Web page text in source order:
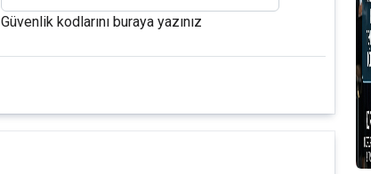
Güvenlik kodlarını buraya yazınız